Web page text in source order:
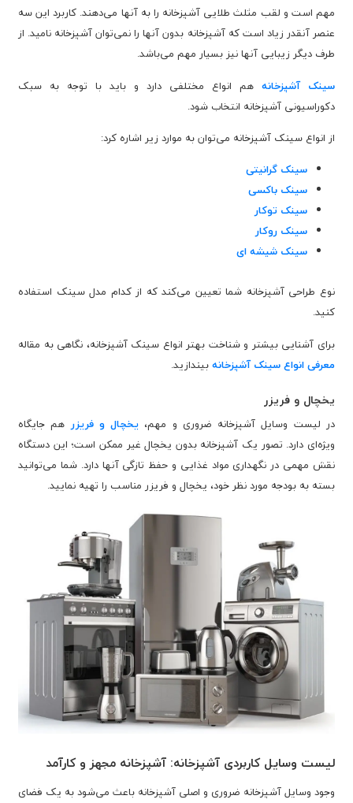
مهم است و لقب مثلث طلایی آشپزخانه را به آنها می‌دهند. کاربرد این سه
عنصر آنقدر زیاد است که آشپزخانه بدون آنها را نمی‌توان آشپزخانه نامید. از
طرف دیگر زیبایی آنها نیز بسیار مهم می‌باشد.
سینک آشپزخانه هم انواع مختلفی دارد و باید با توجه به سبک
دکوراسیونی آشپزخانه انتخاب شود.
از انواع سینک آشپزخانه می‌توان به موارد زیر اشاره کرد:
سینک گرانیتی
سینک باکسی
سینک توکار
سینک روکار
سینک شیشه ای
نوع طراحی آشپزخانه شما تعیین می‌کند که از کدام مدل سینک استفاده
کنید.
برای آشنایی بیشتر و شناخت بهتر انواع سینک آشپزخانه، نگاهی به مقاله
معرفی انواع سینک آشپزخانهبیندازید.
یخچال و فریزر
در لیست وسایل آشپزخانه ضروری و مهم، یخچال و فریزر هم جایگاه
ویژه‌ای دارد. تصور یک آشپزخانه بدون یخچال غیر ممکن است؛ این دستگاه
نقش مهمی در نگهداری مواد غذایی و حفظ تازگی آنها دارد. شما می‌توانید
بسته به بودجه مورد نظر خود، یخچال و فریزر مناسب را تهیه نمایید.
لیست وسایل کاربردی آشپزخانه: آشپزخانه مجهز و کارآمد
وجود وسایل آشپزخانه ضروری و اصلی آشپزخانه باعث می‌شود به یک فضای